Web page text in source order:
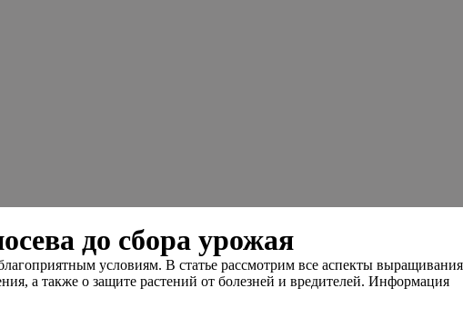
до сбора урожая
условиям. В статье рассмотрим все аспекты выращивания
а также о защите растений от болезней и вредителей. Информация